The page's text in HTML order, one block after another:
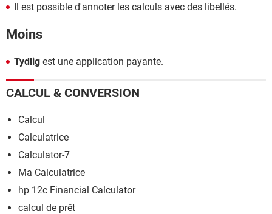
Il est possible d'annoter les calculs avec des libellés.
Moins
Tydlig est une application payante.
CALCUL & CONVERSION
Calcul
Calculatrice
Calculator-7
Ma Calculatrice
hp 12c Financial Calculator
calcul de prêt